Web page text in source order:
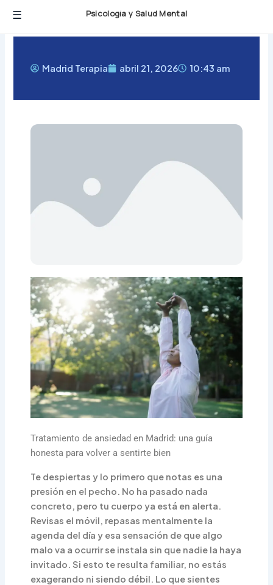
Psicología y Salud Mental
contenido
Madrid Terapia abril 21, 2026 10:43 am
Tratamiento de ansiedad en Madrid: una guía
honesta para volver a sentirte bien
Te despiertas y lo primero que notas es una
presión en el pecho. No ha pasado nada
concreto, pero tu cuerpo ya está en alerta.
Revisas el móvil, repasas mentalmente la
agenda del día y esa sensación de que algo
malo va a ocurrir se instala sin que nadie la haya
invitado. Si esto te resulta familiar, no estás
exagerando ni siendo débil. Lo que sientes